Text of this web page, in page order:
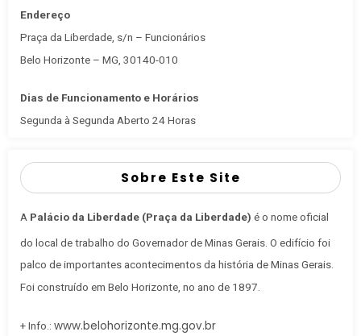
Endereço
Praça da Liberdade, s/n – Funcionários
Belo Horizonte – MG, 30140-010
Dias de Funcionamento e Horários
Segunda à Segunda Aberto 24 Horas
Sobre Este Site
A Palácio da Liberdade (Praça da Liberdade) é o nome oficial
do local de trabalho do Governador de Minas Gerais . O edifício foi
palco de importantes acontecimentos da história de Minas Gerais.
Foi construído em Belo Horizonte, no ano de 1897.
+ Info.: www.belohorizonte.mg.gov.br